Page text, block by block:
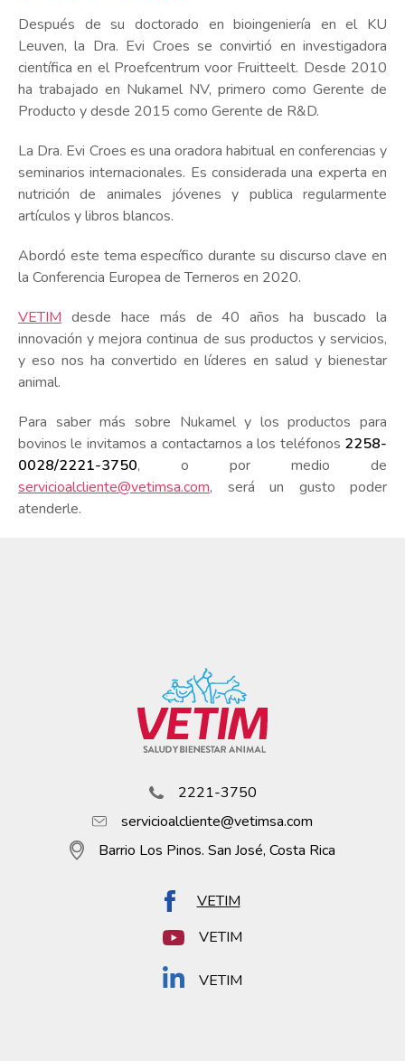
Después de su doctorado en bioingeniería en el KU
Leuven, la Dra. Evi Croes se convirtió en investigadora
científica en el Proefcentrum voor Fruitteelt. Desde 2010
ha trabajado en Nukamel NV, primero como Gerente de
Producto y desde 2015 como Gerente de R&D.
La Dra. Evi Croes es una oradora habitual en conferencias y
seminarios internacionales. Es considerada una experta en
nutrición de animales jóvenes y publica regularmente
artículos y libros blancos.
Abordó este tema específico durante su discurso clave en
la Conferencia Europea de Terneros en 2020.
VETIM desde hace más de 40 años ha buscado la
innovación y mejora continua de sus productos y servicios,
y eso nos ha convertido en líderes en salud y bienestar
animal.
Para saber más sobre Nukamel y los productos para
bovinos le invitamos a contactarnos a los teléfonos 2258-
0028/2221-3750, o por medio de
servicioalcliente@vetimsa.com, será un gusto poder
atenderle.
2221-3750
servicioalcliente@vetimsa.com
Barrio Los Pinos. San José, Costa Rica
VETIM
VETIM
VETIM